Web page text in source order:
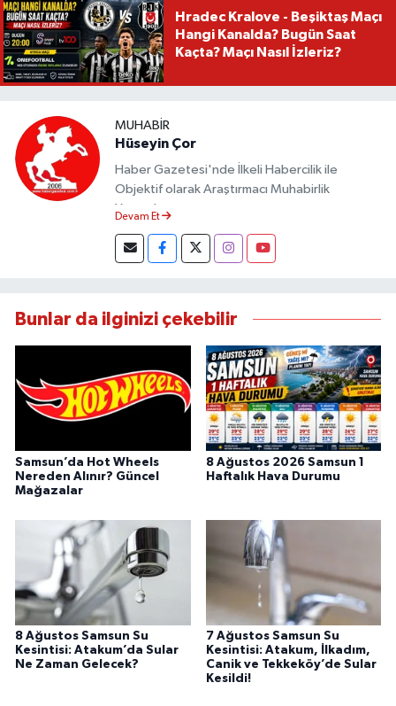
Hradec Kralove - Beşiktaş Maçı
Hangi Kanalda? Bugün Saat
Kaçta? Maçı Nasıl İzleriz?
MUHABIR
Hüseyin Çor
Haber Gazetesi'nde İlkeli Habercilik ile
Objektif olarak Araştırmacı Muhabirlik
Yapmaktayım.
Devam Et
Bunlar da ilginizi çekebilir
Samsun’da Hot Wheels
Nereden Alınır? Güncel
Mağazalar
8 Ağustos 2026 Samsun 1
Haftalık Hava Durumu
8 Ağustos Samsun Su
Kesintisi: Atakum’da Sular
Ne Zaman Gelecek?
7 Ağustos Samsun Su
Kesintisi: Atakum, İlkadım,
Canik ve Tekkeköy’de Sular
Kesildi!